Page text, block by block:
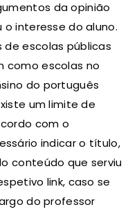
da opinião
interesse do aluno.
escolas públicas
como escolas no
do português
um limite de
com o
indicar o título,
conteúdo que serviu
link, caso se
do professor